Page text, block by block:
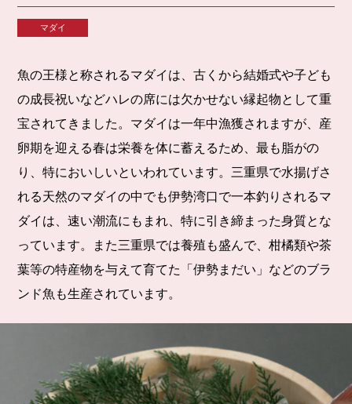
マダイ
魚の王様と称されるマダイは、古くから結婚式や子ども
の成長祝いなどハレの席には欠かせない縁起物として重
宝されてきました。マダイは一年中漁獲されますが、産
卵期を迎える春は栄養を体に蓄えるため、最も脂がの
り、特においしいといわれています。三重県で水揚げさ
れる天然のマダイの中でも伊勢湾口で一本釣りされるマ
ダイは、速い潮流にもまれ、特に引き締まった身質とな
っています。また三重県では養殖も盛んで、柑橘類や茶
葉等の特産物を与えて育てた「伊勢まだい」などのブラ
ンド魚も生産されています。